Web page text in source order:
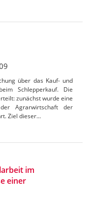
über das Kauf- und
Schlepperkauf. Die
zunächst wurde eine
Agrarwirtschaft der
Ziel dieser…
im
einer